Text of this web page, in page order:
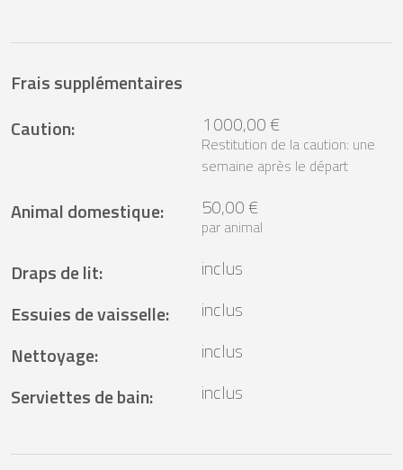
Frais supplémentaires
Caution: 1 000,00 €
Restitution de la caution: une
semaine après le départ
Animal domestique: 50,00 €
par animal
Draps de lit:
inclus
Essuies de vaisselle:
inclus
Nettoyage:
inclus
Serviettes de bain: inclus